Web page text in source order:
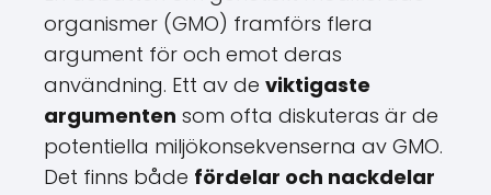
organismer (GMO) framförs flera
argument för och emot deras
användning. Ett av de viktigaste
argumenten som ofta diskuteras är de
potentiella miljökonsekvenserna av GMO.
Det finns både fördelar och nackdelar